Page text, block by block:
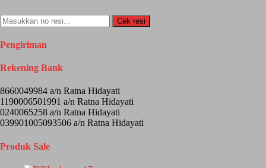
Cek resi
Pengiriman
Rekening Bank
8660049984 a/n Ratna Hidayati
1190006501991 a/n Ratna Hidayati
0240065258 a/n Ratna Hidayati
039901005093506 a/n Ratna Hidayati
Produk Sale